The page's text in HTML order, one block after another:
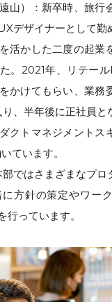
山）：新卒時、旅行
デザイナーとして勤
活かした二度の起業
。2021年、リテー
かけてもらい、業務
、半年後に正社員と
クトマネジメントス
ています。
ではさまざまなプロ
方針の策定やワー
行っています。